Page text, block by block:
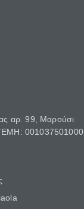
αρ. 99, Μαρούσι
001037501000